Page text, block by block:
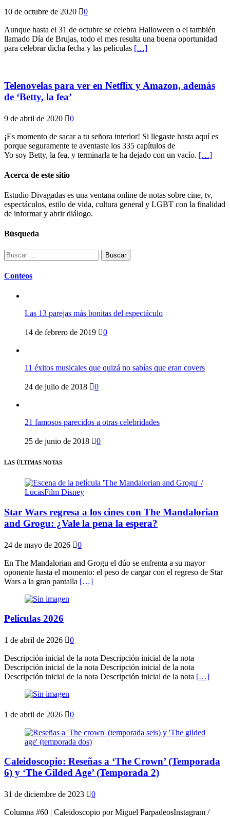
10 de octubre de 2020 0
Aunque hasta el 31 de octubre se celebra Halloween o el también
llamado Día de Brujas, todo el mes resulta una buena oportunidad
para celebrar dicha fecha y las películas […]
Telenovelas para ver en Netflix y Amazon, además
de ‘Betty, la fea’
9 de abril de 2020 0
¡Es momento de sacar a tu señora interior! Si llegaste hasta aquí es
porque seguramente te aventaste los 335 capítulos de
Yo soy Betty, la fea, y terminarla te ha dejado con un vacío. […]
Acerca de este sitio
Estudio Divagadas es una ventana online de notas sobre cine, tv,
espectáculos, estilo de vida, cultura general y LGBT con la finalidad
de informar y abrir diálogo.
Búsqueda
Buscar:
Conteos
Las 13 parejas más bonitas del espectáculo
14 de febrero de 2019 0
11 éxitos musicales que quizá no sabías que eran covers
24 de julio de 2018 0
21 famosos parecidos a otras celebridades
25 de junio de 2018 0
LAS ÚLTIMAS NOTAS
Star Wars regresa a los cines con The Mandalorian
and Grogu: ¿Vale la pena la espera?
24 de mayo de 2026 0
En The Mandalorian and Grogu el dúo se enfrenta a su mayor
oponente hasta el momento: el peso de cargar con el regreso de Star
Wars a la gran pantalla […]
Peliculas 2026
1 de abril de 2026 0
Descripción inicial de la nota Descripción inicial de la nota
Descripción inicial de la nota Descripción inicial de la nota
Descripción inicial de la nota Descripción inicial de la nota […]
1 de abril de 2026 0
Caleidoscopio: Reseñas a ‘The Crown’ (Temporada
6) y ‘The Gilded Age’ (Temporada 2)
31 de diciembre de 2023 0
Columna #60 | Caleidoscopio por Miguel ParpadeosInstagram /